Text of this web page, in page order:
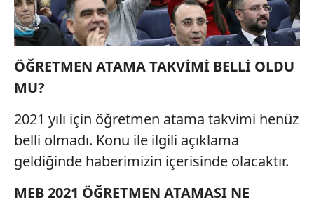
ÖĞRETMEN ATAMA TAKVİMİ BELLİ OLDU
MU?
2021 yılı için öğretmen atama takvimi henüz
belli olmadı. Konu ile ilgili açıklama
geldiğinde haberimizin içerisinde olacaktır.
MEB 2021 ÖĞRETMEN ATAMASI NE